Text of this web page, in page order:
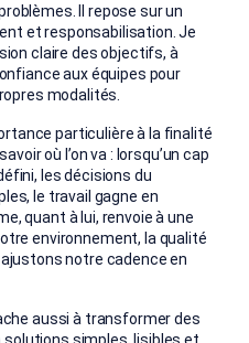
Il repose sur un
et responsabilisation. Je
claire des objectifs, à
aux équipes pour
modalités.
particulière à la finalité
où l’on va : lorsqu’un cap
les décisions du
le travail gagne en
quant à lui, renvoie à une
environnement, la qualité
notre cadence en
aussi à transformer des
simples, lisibles et